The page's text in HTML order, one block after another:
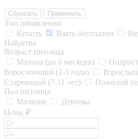
Сбросить Применить
Тип объявления
Купить
Взять бесплатно
Найдены
Возраст питомца
Малыш (до 6 месяцев)
Взрослеющий (1-3 года)
Стареющий (7-11 лет)
Пожилой
Пол питомца
Мальчик
Девочка
Цена, ₽